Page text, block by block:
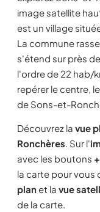
image satellite
est un village
La commune
s'étend sur près
l'ordre de 22 hab/
repérer le centre,
de Sons-et-
Découvrez la vue
Ronchères. Sur l'
avec les boutons
la carte pour vous
planet la vue
de la carte.